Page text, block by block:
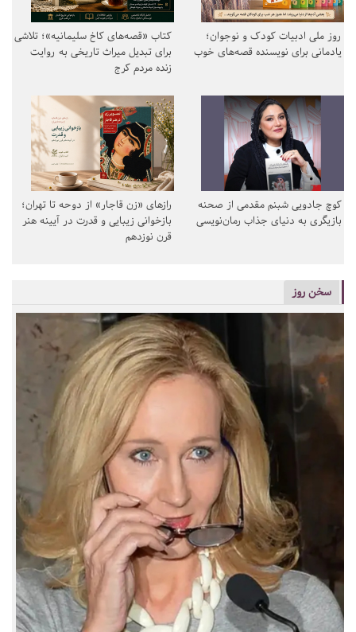
روز ملی ادبیات کودک و نوجوان؛
یادمانی برای نویسنده قصه‌های خوب
کتاب «قصه‌های کاخ سلیمانیه»؛ تلاشی
برای تبدیل میراث تاریخی به روایت
زنده مردم کرج
کوچ جادویی شبنم مقدمی از صحنه
بازیگری به دنیای جذاب رمان‌نویسی
رازهای «زن قاجار» از دوحه تا تهران؛
بازخوانی زیبایی و قدرت در آیینه هنر
قرن نوزدهم
سخن روز